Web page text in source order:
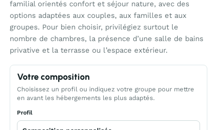
familial orientés confort et séjour nature, avec des
options adaptées aux couples, aux familles et aux
groupes. Pour bien choisir, privilégiez surtout le
nombre de chambres, la présence d’une salle de bains
privative et la terrasse ou l’espace extérieur.
Votre composition
Choisissez un profil ou indiquez votre groupe pour mettre
en avant les hébergements les plus adaptés.
Profil